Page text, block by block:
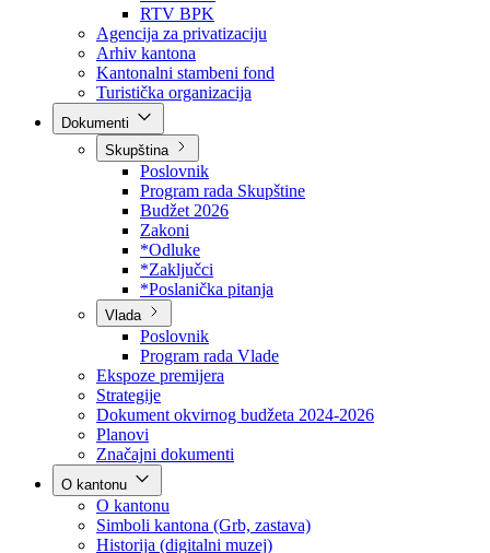
Direkcija za šumarstvo
Javna preduzeća
BPK šume
RTV BPK
Agencija za privatizaciju
Arhiv kantona
Kantonalni stambeni fond
Turistička organizacija
Skupština
Poslovnik
Program rada Skupštine
Budžet 2026
Zakoni
*Odluke
*Zaključci
*Poslanička pitanja
Vlada
Poslovnik
Program rada Vlade
Ekspoze premijera
Strategije
Dokument okvirnog budžeta 2024-2026
Planovi
Značajni dokumenti
O kantonu